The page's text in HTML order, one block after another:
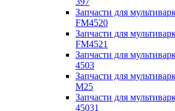
Запчасти для
FM4520
Запчасти для
FM4521
Запчасти для
4503
Запчасти для
M25
Запчасти для
45031